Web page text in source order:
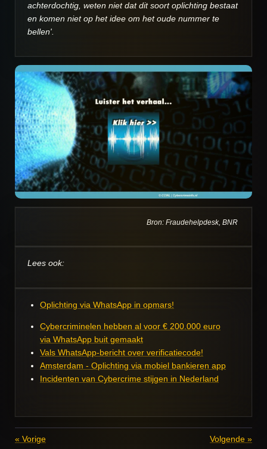
achterdochtig, weten niet dat dit soort oplichting bestaat
en komen niet op het idee om het oude nummer te
bellen'.
Bron: Fraudehelpdesk, BNR
Lees ook:
Oplichting via WhatsApp in opmars!
Cybercriminelen hebben al voor € 200.000 euro
via WhatsApp buit gemaakt
Vals WhatsApp-bericht over verificatiecode!
Amsterdam - Oplichting via mobiel bankieren app
Incidenten van Cybercrime stijgen in Nederland
« Vorige Volgende »